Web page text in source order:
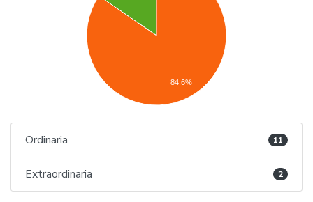
84.6%
Ordinaria 11
Extraordinaria 2